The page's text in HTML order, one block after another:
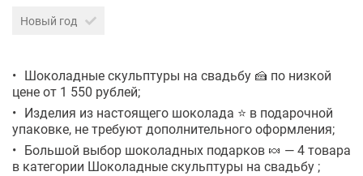
Новый год
Шоколадные скульптуры на свадьбу 🍰 по низкой
цене от 1 550 рублей;
Изделия из настоящего шоколада ⭐ в подарочной
упаковке, не требуют дополнительного оформления;
Большой выбор шоколадных подарков 🍬 — 4 товара
в категории Шоколадные скульптуры на свадьбу ;